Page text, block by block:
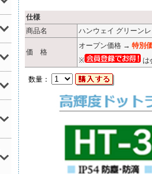
仕様
商品名
ハンウェイ グリーン
価 格
オープン価格 → 特別
※
は
数量：